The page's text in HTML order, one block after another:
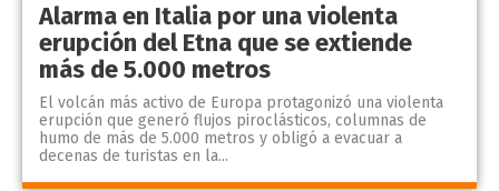
Alarma en Italia por una violenta
erupción del Etna que se extiende
más de 5.000 metros
El volcán más activo de Europa protagonizó una violenta
erupción que generó flujos piroclásticos, columnas de
humo de más de 5.000 metros y obligó a evacuar a
decenas de turistas en la...